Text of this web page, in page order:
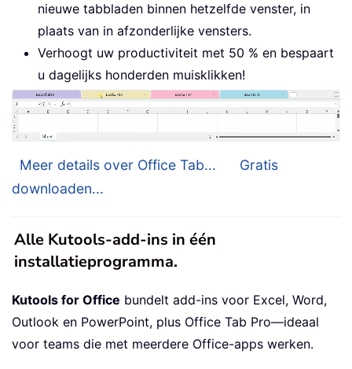
nieuwe tabbladen binnen hetzelfde venster, in
plaats van in afzonderlijke vensters.
Verhoogt uw productiviteit met 50 % en bespaart
u dagelijks honderden muisklikken!
Meer details over Office Tab...
Gratis
downloaden...
Alle Kutools-add-ins in één
installatieprogramma.
Kutools for Office bundelt add-ins voor Excel, Word,
Outlook en PowerPoint, plus Office Tab Pro—ideaal
voor teams die met meerdere Office-apps werken.